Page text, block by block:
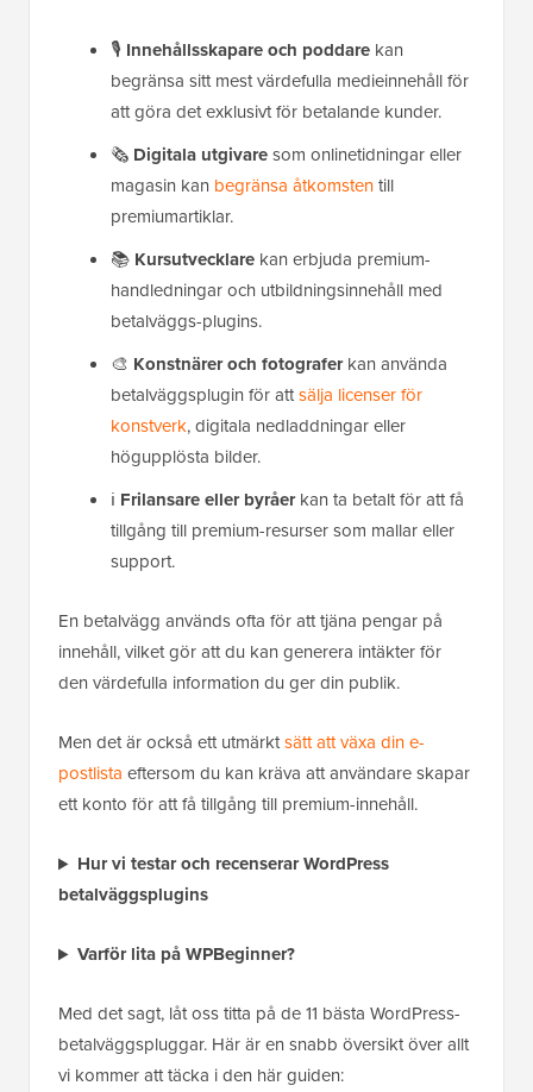
🎙️ Innehållsskapare och poddare kan
begränsa sitt mest värdefulla medieinnehåll för
att göra det exklusivt för betalande kunder.
🗞️ Digitala utgivaresom onlinetidningar eller
magasin kan begränsa åtkomstentill
premiumartiklar.
📚 Kursutvecklare kan erbjuda premium-
handledningar och utbildningsinnehåll med
betalväggs-plugins.
🎨 Konstnärer och fotograferkan använda
betalväggsplugin för attsälja licenser för
konstverk, digitala nedladdningar eller
högupplösta bilder.
ℹ️ Frilansare eller byråerkan ta betalt för att få
tillgång till premium-resurser som mallar eller
support.
En betalvägg används ofta för att tjäna pengar på
innehåll, vilket gör att du kan generera intäkter för
den värdefulla information du ger din publik.
Men det är också ett utmärktsätt att växa din e-
postlista eftersom du kan kräva att användare skapar
ett konto för att få tillgång till premium-innehåll.
Hur vi testar och recenserar WordPress
betalväggsplugins
Varför lita på WPBeginner?
Med det sagt, låt oss titta på de 11 bästa WordPress-
betalväggspluggar. Här är en snabb översikt över allt
vi kommer att täcka i den här guiden: